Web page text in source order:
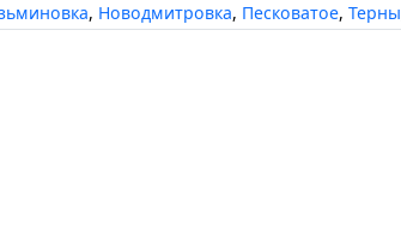
, Новодмитровка, Песковатое,Терны